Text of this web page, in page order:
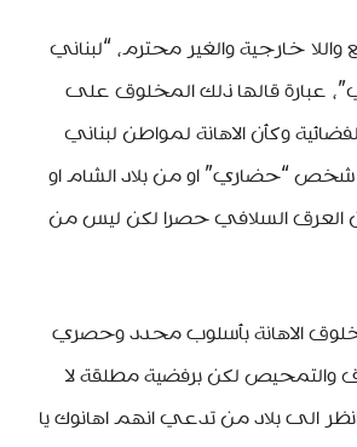
واللا خارجية والغير محترم، “لبناني
عبارة قالها ذلك المخلوق على
وكأن الاهانة لمواطن لبناني
شخص “حضاري” او من بلاد الشام او
من العرق السلافي حصرا لكن ليس من
الاهانة بأسلوب محدد وحصري
والتمحيص لكن برفضية مطلقة لا
الى بلاد من تدعي انهم اهانوك يا